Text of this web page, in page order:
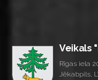
Veikals
Rīgas iela
Jēkabpils,